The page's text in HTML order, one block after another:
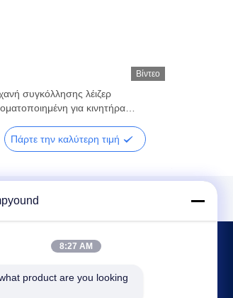
Βίντεο
συγκόλλησης λέιζερ
για κινητήρα
Πάρτε την καλύτερη τιμή
Και Ανάπτυξη Και
8:27 AM
product are you looking